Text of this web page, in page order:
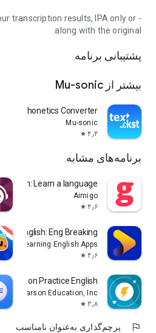
transcription results, IPA only or
along with the original.
پشتیبانی برنامه
بیشتر از Mu-sonic
toPhonetics Converter
Mu-sonic
۴٫۴ star
برنامه‌های مشابه
Learn a language
Aimigo
۴٫۶ star
English: Eng Breaking
Tech | Learning English Apps
۴٫۶ star
Pearson Practice English
Pearson Education, Inc.
۳٫۸ star
flag پرچم‌گذاری به‌عنوان نامناسب